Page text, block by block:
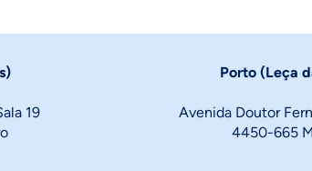
19
Porto (Leça
Avenida Doutor
4450-665